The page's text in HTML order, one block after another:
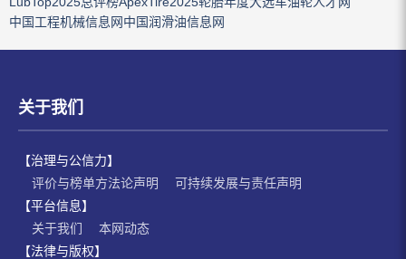
中国工程机械信息网中国润滑油信息网
关于我们
【治理与公信力】
评价与榜单方法论声明
可持续发展与责任声明
【平台信息】
关于我们
本网动态
【法律与版权】